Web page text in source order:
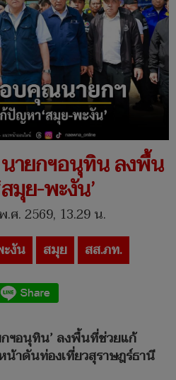
ายกฯอนุทิน ลงพื้น
มุย-พะงัน’
. 2569, 13.29 น.
งัน สมุย สส.ภท.
กฯอนุทิน’ ลงพื้นที่ช่วยแก้
าดันท่องเที่ยวสุราษฎร์ธานี